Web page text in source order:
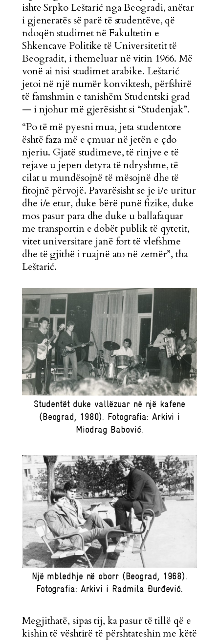
ishte Srpko Leštarić nga Beogradi, anëtar
i gjeneratës së parë të studentëve, që
ndoqën studimet në Fakultetin e
Shkencave Politike të Universitetit të
Beogradit, i themeluar në vitin 1966. Më
vonë ai nisi studimet arabike. Leštarić
jetoi në një numër konviktesh, përfshirë
të famshmin e tanishëm Studentski grad
— i njohur më gjerësisht si “Studenjak”.
“Po të më pyesni mua, jeta studentore
është faza më e çmuar në jetën e çdo
njeriu. Gjatë studimeve, të rinjve e të
rejave u jepen detyra të ndryshme, të
cilat u mundësojnë të mësojnë dhe të
fitojnë përvojë. Pavarësisht se je i/e uritur
dhe i/e etur, duke bërë punë fizike, duke
mos pasur para dhe duke u ballafaquar
me transportin e dobët publik të qytetit,
vitet universitare janë fort të vlefshme
dhe të gjithë i ruajnë ato në zemër”, tha
Leštarić.
Studentët duke vallëzuar në një kafene
(Beograd, 1980). Fotografia: Arkivi i
Miodrag Babović.
Një mbledhje në oborr (Beograd, 1968).
Fotografia: Arkivi i Radmila Đurđević.
Megjithatë, sipas tij, ka pasur të tillë që e
kishin të vështirë të përshtateshin me këtë